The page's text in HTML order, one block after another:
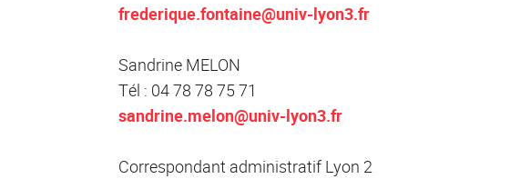
frederique.fontaine@univ-lyon3.fr
Sandrine MELON
Tél : 04 78 78 75 71
sandrine.melon@univ-lyon3.fr
Correspondant administratif Lyon 2